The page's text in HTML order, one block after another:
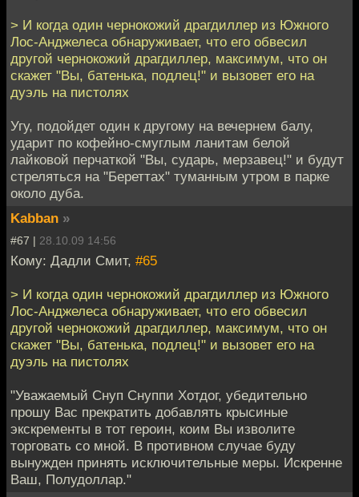
> И когда один чернокожий драгдиллер из Южного
Лос-Анджелеса обнаруживает, что его обвесил
другой чернокожий драгдиллер, максимум, что он
скажет "Вы, батенька, подлец!" и вызовет его на
дуэль на пистолях
Угу, подойдет один к другому на вечернем балу,
ударит по кофейно-смуглым ланитам белой
лайковой перчаткой "Вы, сударь, мерзавец!" и будут
стреляться на "Береттах" туманным утром в парке
около дуба.
Kabban »
#67 | 28.10.09 14:56
Кому: Дадли Смит, #65
> И когда один чернокожий драгдиллер из Южного
Лос-Анджелеса обнаруживает, что его обвесил
другой чернокожий драгдиллер, максимум, что он
скажет "Вы, батенька, подлец!" и вызовет его на
дуэль на пистолях
"Уважаемый Снуп Снуппи Хотдог, убедительно
прошу Вас прекратить добавлять крысиные
экскременты в тот героин, коим Вы изволите
торговать со мной. В противном случае буду
вынужден принять исключительные меры. Искренне
Ваш, Полудоллар."